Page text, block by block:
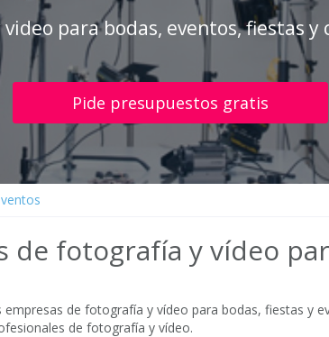
para bodas, eventos, fiestas y
Pide presupuestos gratis
de fotografía y vídeo
de fotografía y vídeo para bodas, fiestas y
de fotografía y vídeo.